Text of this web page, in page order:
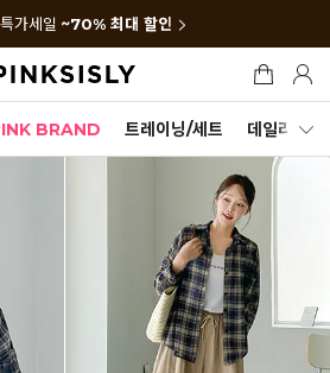
가세일 ~70% 최대 할인
BRAND 트레이닝/세트 데일리세트